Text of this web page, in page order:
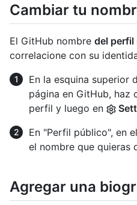
Cambiar tu
El GitHub nombre del perfil
correlacione con su
En la esquina superior
página en GitHub,
perfil y luego en
En "Perfil público", en
el nombre que quieras
Agregar una